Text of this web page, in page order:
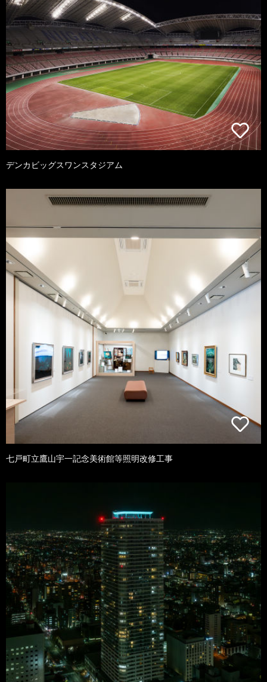
デンカビッグスワンスタジアム
七戸町立鷹山宇一記念美術館等照明改修工事